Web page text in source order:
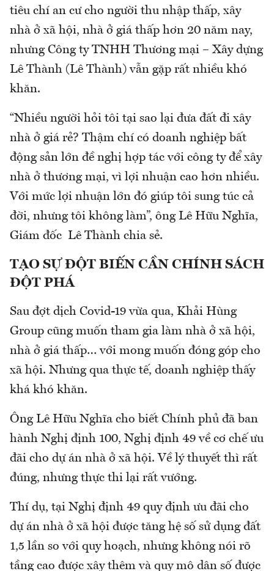
tiêu chí an cư cho người thu nhập thấp, xây
nhà ở xã hội, nhà ở giá thấp hơn 20 năm nay,
nhưng Công ty TNHH Thương mại – Xây dựng
Lê Thành (Lê Thành) vẫn gặp rất nhiều khó
khăn.
“Nhiều người hỏi tôi tại sao lại đưa đất đi xây
nhà ở giá rẻ? Thậm chí có doanh nghiệp bất
động sản lớn đề nghị hợp tác với công ty để xây
nhà ở thương mại, vì lợi nhuận cao hơn nhiều.
Với mức lợi nhuận lớn đó giúp tôi sung túc cả
đời, nhưng tôi không làm”, ông Lê Hữu Nghĩa,
Giám đốc Lê Thành chia sẻ.
TẠO SỰ ĐỘT BIẾN CẦN CHÍNH SÁCH
ĐỘT PHÁ
Sau đợt dịch Covid-19 vừa qua, Khải Hùng
Group cũng muốn tham gia làm nhà ở xã hội,
nhà ở giá thấp… với mong muốn đóng góp cho
xã hội. Nhưng qua thực tế, doanh nghiệp thấy
khá khó khăn.
Ông Lê Hữu Nghĩa cho biết Chính phủ đã ban
hành Nghị định 100, Nghị định 49 về cơ chế ưu
đãi cho dự án nhà ở xã hội. Về lý thuyết thì rất
đúng, nhưng thực thi lại rất vướng.
Thí dụ, tại Nghị định 49 quy định ưu đãi cho
dự án nhà ở xã hội được tăng hệ số sử dụng đất
1,5 lần so với quy hoạch, nhưng không nói rõ
tầng cao được xây thêm và quy mô dân số được